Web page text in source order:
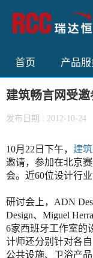
首页 产品服
建筑畅言网受
发布日期 : 2012-10-24
10月22日下午， 建
邀请，参加在北京
会。近60位设计行
研讨会上，ADN
Design、Miguel
6家西班牙工作室的
计师还分别针对各
公共设施、卫浴产